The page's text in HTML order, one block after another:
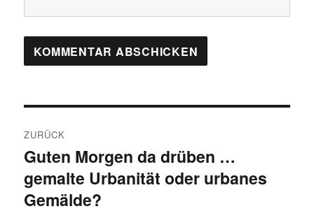
ZURÜCK
Vorheriger
Beitrag:
Guten Morgen da drüben …
gemalte Urbanität oder urbanes
Gemälde?